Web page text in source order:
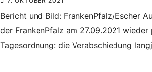
Bericht und Bild: FrankenPfalz/Escher
der FrankenPfalz am 27.09.2021
Tagesordnung: die Verabschiedung